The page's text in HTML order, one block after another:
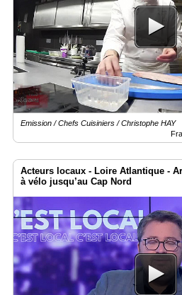
Emission / Chefs Cuisiniers / Christophe HAY
Acteurs locaux - Loire Atlantique -
à vélo jusqu’au Cap Nord